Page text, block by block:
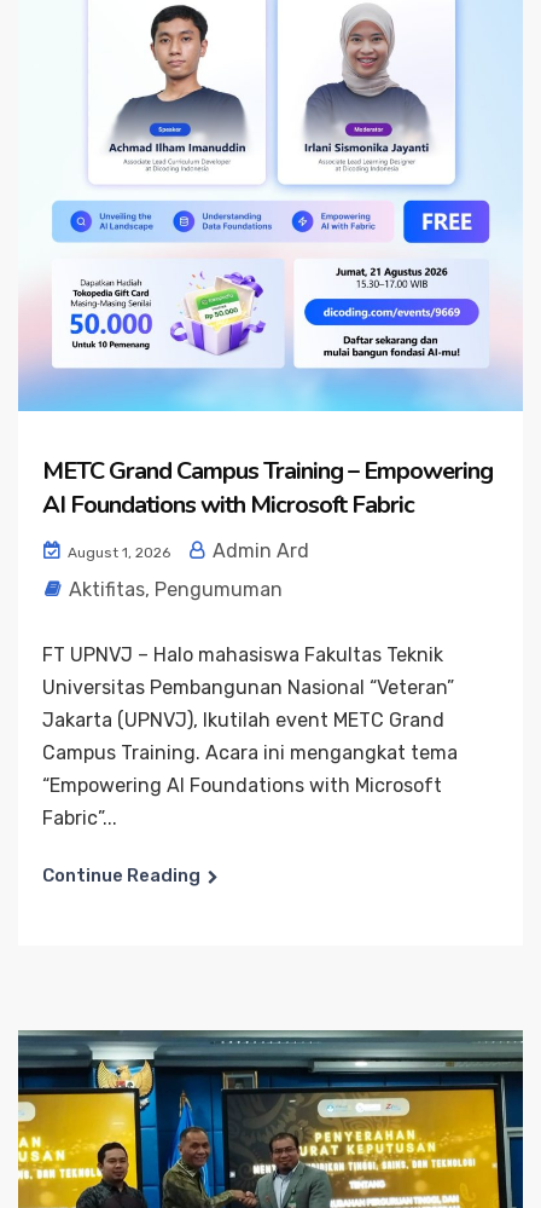
METC Grand Campus Training – Empowering
AI Foundations with Microsoft Fabric
August 1, 2026
Admin Ard
Aktifitas, Pengumuman
FT UPNVJ – Halo mahasiswa Fakultas Teknik
Universitas Pembangunan Nasional “Veteran”
Jakarta (UPNVJ), Ikutilah event METC Grand
Campus Training. Acara ini mengangkat tema
“Empowering AI Foundations with Microsoft
Fabric”...
Continue Reading